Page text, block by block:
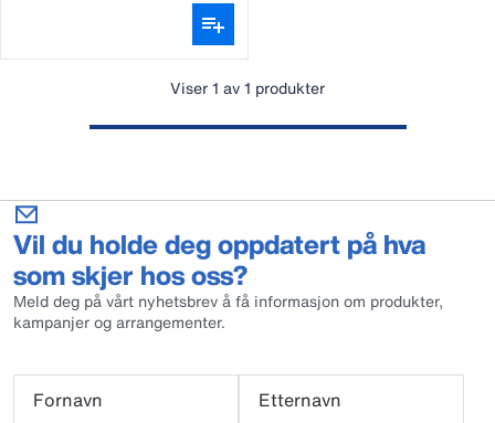
Viser 1 av 1 produkter
Vil du holde deg oppdatert på hva
som skjer hos oss?
Meld deg på vårt nyhetsbrev å få informasjon om produkter,
kampanjer og arrangementer.
Fornavn
Etternavn